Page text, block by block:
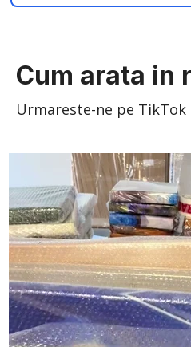
Cum arata in
Urmareste-ne pe TikTok